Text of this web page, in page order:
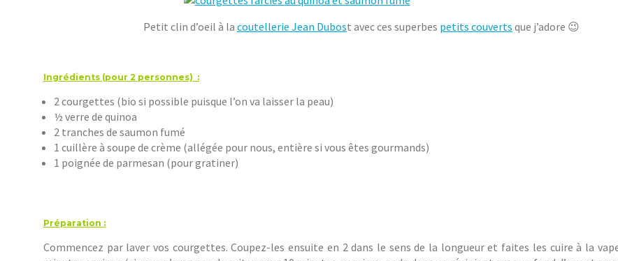
Petit clin d’oeil à la coutellerie Jean Dubost avec ces superbes petits couverts que j’adore 😉
Ingrédients (pour 2 personnes) :
2 courgettes (bio si possible puisque l’on va laisser la peau)
½ verre de quinoa
2 tranches de saumon fumé
1 cuillère à soupe de crème (allégée pour nous, entière si vous êtes gourmands)
1 poignée de parmesan (pour gratiner)
Préparation :
Commencez par laver vos courgettes. Coupez-les ensuite en 2 dans le sens de la longueur et faites les cuire à la